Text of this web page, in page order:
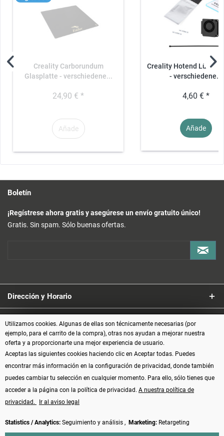
Creality Carborundum
Glasplatte - verschiedene...
24,90 € *
Añade
Creality Hotend Lüfter -
- verschiedene...
4,60 € *
Añade
Boletín
¡Regístrese ahora gratis y asegúrese un envío gratuito único!
Gratis. Sin spam. Sólo buenas ofertas.
Dirección y Horario
Servicio
Información
Formas de pago
Utilizamos cookies. Algunas de ellas son técnicamente necesarias (por
ejemplo, para el carrito de la compra), otras nos ayudan a mejorar nuestra
oferta y a proporcionarte una mejor experiencia de usuario.
Aceptas las siguientes cookies haciendo clic en Aceptar todas. Puedes
encontrar más información en la configuración de privacidad, donde también
puedes cambiar tu selección en cualquier momento. Para ello, sólo tienes que
acceder a la página con la política de privacidad. A nuestra política de
privacidad.
Ir al aviso legal
Statistics / Analytics: Seguimiento y análisis , Marketing: Retargeting